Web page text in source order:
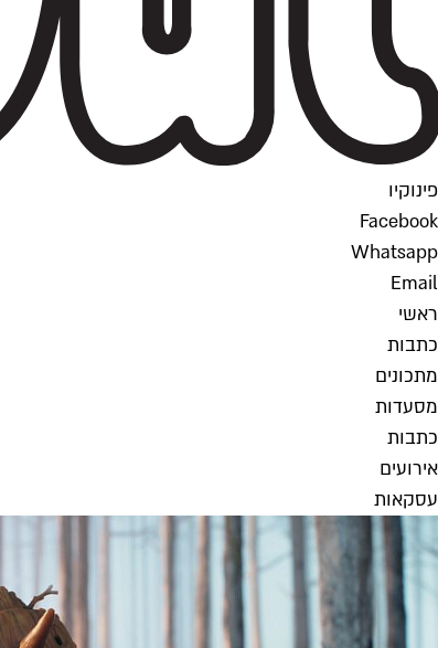
פינוקיו
Facebook
Whatsapp
Email
ראשי
כתבות
מתכונים
מסעדות
כתבות
אירועים
עסקאות